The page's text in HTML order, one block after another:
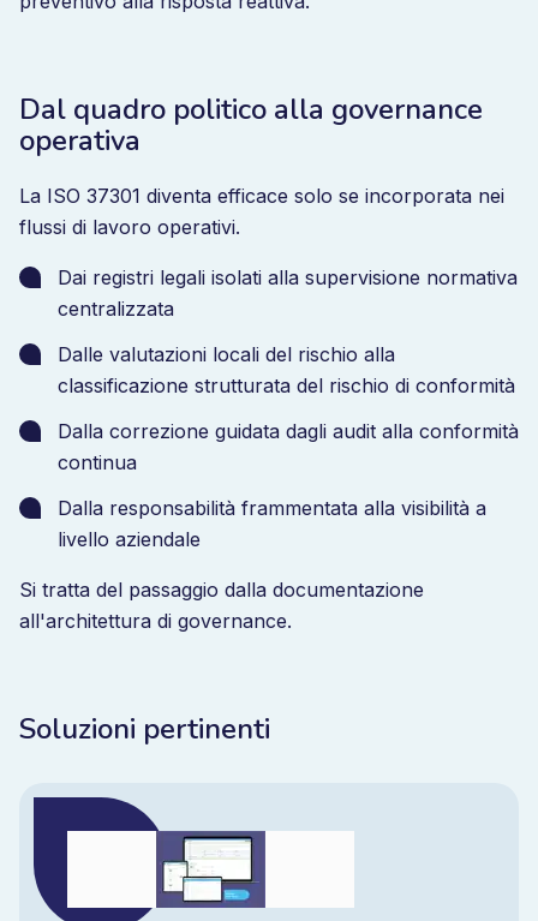
Dal quadro politico alla governance
operativa
La ISO 37301 diventa efficace solo se incorporata nei
flussi di lavoro operativi.
Dai registri legali isolati alla supervisione normativa
centralizzata
Dalle valutazioni locali del rischio alla
classificazione strutturata del rischio di conformità
Dalla correzione guidata dagli audit alla conformità
continua
Dalla responsabilità frammentata alla visibilità a
livello aziendale
Si tratta del passaggio dalla documentazione
all'architettura di governance.
Soluzioni pertinenti